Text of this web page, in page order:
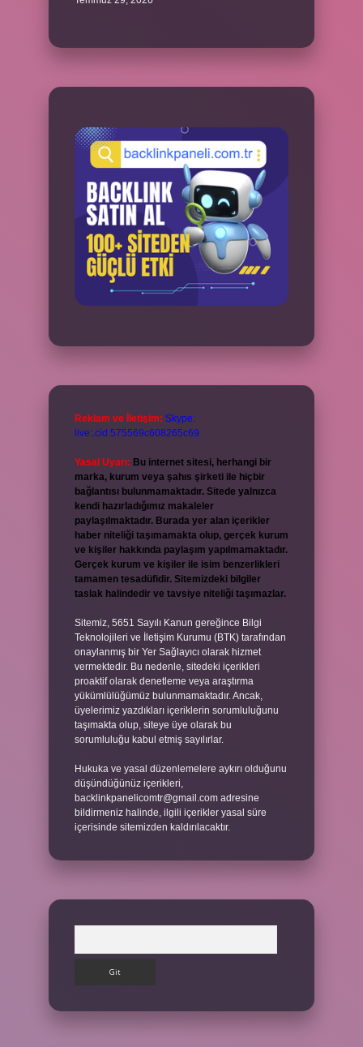
Reklam ve İletişim: Skype:
live:.cid.575569c608265c69
Yasal Uyarı: Bu internet sitesi, herhangi bir
marka, kurum veya şahıs şirketi ile hiçbir
bağlantısı bulunmamaktadır. Sitede yalnızca
kendi hazırladığımız makaleler
paylaşılmaktadır. Burada yer alan içerikler
haber niteliği taşımamakta olup, gerçek kurum
ve kişiler hakkında paylaşım yapılmamaktadır.
Gerçek kurum ve kişiler ile isim benzerlikleri
tamamen tesadüfidir. Sitemizdeki bilgiler
taslak halindedir ve tavsiye niteliği taşımazlar.
Sitemiz, 5651 Sayılı Kanun gereğince Bilgi
Teknolojileri ve İletişim Kurumu (BTK) tarafından
onaylanmış bir Yer Sağlayıcı olarak hizmet
vermektedir. Bu nedenle, sitedeki içerikleri
proaktif olarak denetleme veya araştırma
yükümlülüğümüz bulunmamaktadır. Ancak,
üyelerimiz yazdıkları içeriklerin sorumluluğunu
taşımakta olup, siteye üye olarak bu
sorumluluğu kabul etmiş sayılırlar.
Hukuka ve yasal düzenlemelere aykırı olduğunu
düşündüğünüz içerikleri,
backlinkpanelicomtr@gmail.com adresine
bildirmeniz halinde, ilgili içerikler yasal süre
içerisinde sitemizden kaldırılacaktır.